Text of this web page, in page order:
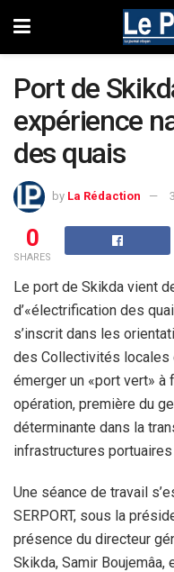
Port de
expérience
des quais
by La Rédaction
0
SHARES
Le port de Skikda vient
d’«électrification des
s’inscrit dans les
des Collectivités locales
émerger un «port vert»
opération, première du
déterminante dans la
infrastructures
Une séance de travail
SERPORT, sous la
présence du directeur
Skikda, Samir